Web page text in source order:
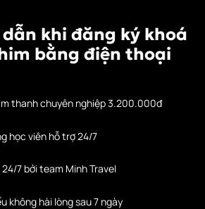
khi đăng ký khoá
bằng điện thoại
thanh chuyên nghiệp 3.200.000đ
học viên hỗ trợ 24/7
7 bởi team Minh Travel
không hài lòng sau 7 ngày